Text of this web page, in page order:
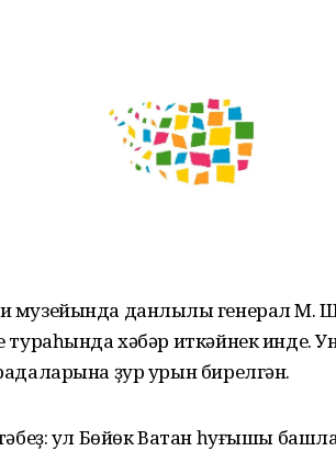
данлыҡлы генерал М.
хәбәр иткәйнек инде.
ҙур урын бирелгән.
ул Бөйөк Ватан һуғышы